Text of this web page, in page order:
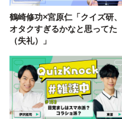
鶴崎修功×宮原仁「クイズ研、
オタクすぎるかなと思ってた
（失礼）」